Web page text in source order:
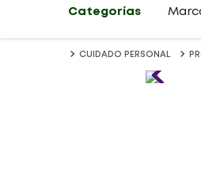
Categorías
CUIDADO PERSONAL